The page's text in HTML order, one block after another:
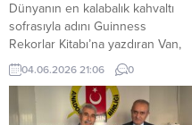
Dünyanın en kalabalık kahvaltı
sofrasıyla adını Guinness
Rekorlar Kitabı’na yazdıran Van,
Dünya Kahvaltı Günü’ne bu yıl da
öncülük edecek. Her yıl haziran
ayının ilk pazar günü kutlanan
Dünya Kahvaltı Günü’nün bu yıl
04.06.2026 21:06 0